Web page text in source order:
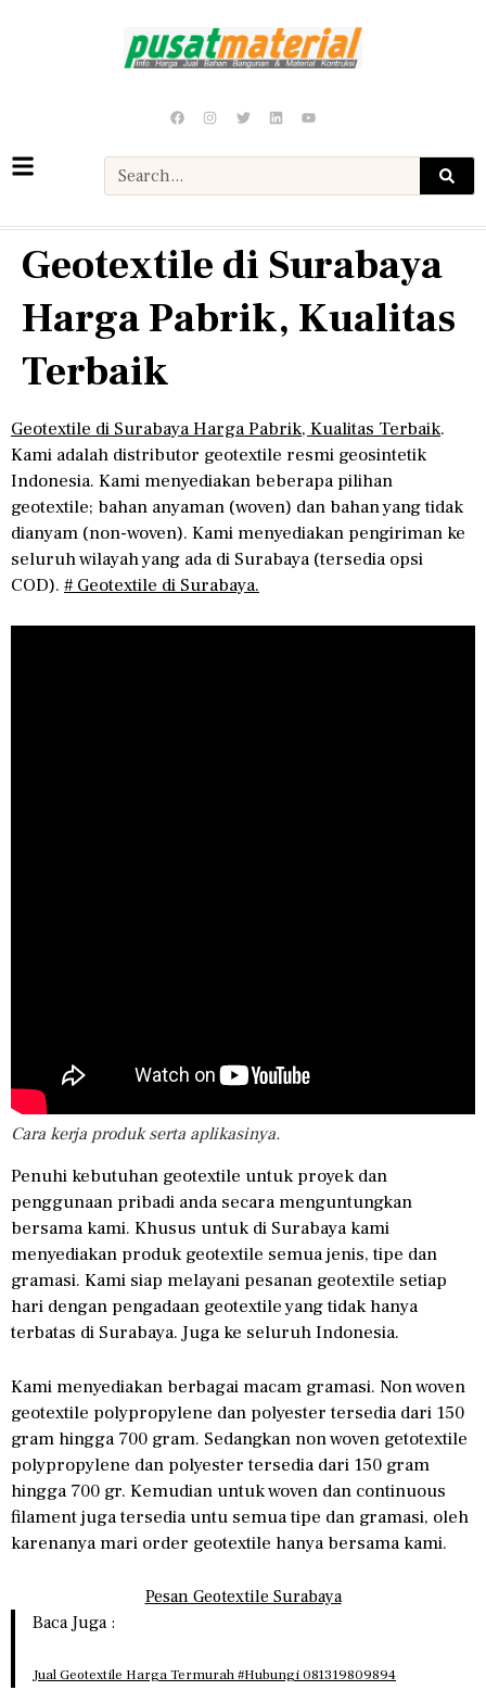
Geotextile di Surabaya
Harga Pabrik, Kualitas
Terbaik
Geotextile di Surabaya Harga Pabrik, Kualitas Terbaik.
Kami adalah distributor geotextile resmi geosintetik
Indonesia. Kami menyediakan beberapa pilihan
geotextile; bahan anyaman (woven) dan bahan yang tidak
dianyam (non-woven). Kami menyediakan pengiriman ke
seluruh wilayah yang ada di Surabaya (tersedia opsi
COD). # Geotextile di Surabaya.
Cara kerja produk serta aplikasinya.
Penuhi kebutuhan geotextile untuk proyek dan
penggunaan pribadi anda secara menguntungkan
bersama kami. Khusus untuk di Surabaya kami
menyediakan produk geotextile semua jenis, tipe dan
gramasi. Kami siap melayani pesanan geotextile setiap
hari dengan pengadaan geotextile yang tidak hanya
terbatas di Surabaya. Juga ke seluruh Indonesia.
Kami menyediakan berbagai macam gramasi. Non woven
geotextile polypropylene dan polyester tersedia dari 150
gram hingga 700 gram. Sedangkan non woven getotextile
polypropylene dan polyester tersedia dari 150 gram
hingga 700 gr. Kemudian untuk woven dan continuous
filament juga tersedia untu semua tipe dan gramasi, oleh
karenanya mari order geotextile hanya bersama kami.
Pesan Geotextile Surabaya
Baca Juga :
Jual Geotextile Harga Termurah #Hubungi 081319809894